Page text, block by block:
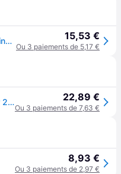
Eau micellaire nettoyante à la niacinamide et aux céramides pour tous types de peau CeraVe 295ml 15,53 €
Ou 3 paiements de 5,17 €
CeraVe - Micellar Cleansing Water 295ml 22,89 €
Ou 3 paiements de 7,63 €
8,93 €
Ou 3 paiements de 2,97 €